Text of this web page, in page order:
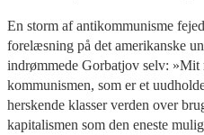
En storm af antikommunisme
forelæsning på det amerikanske
indrømmede Gorbatjov selv: »Mit
kommunismen, som er et
herskende klasser verden over
kapitalismen som den eneste